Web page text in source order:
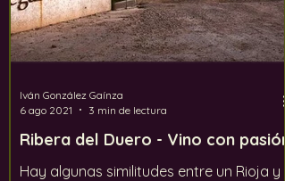
Ribera del Duero - Vino con pasión
Hay algunas similitudes entre un Rioja y
Iván González Gaínza
6 ago 2021
3 min de lectura